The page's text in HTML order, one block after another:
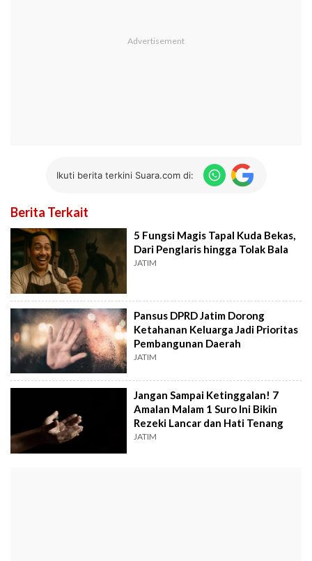
Ikuti berita terkini Suara.com di:
Berita Terkait
5 Fungsi Magis Tapal Kuda Bekas,
Dari Penglaris hingga Tolak Bala
JATIM
Pansus DPRD Jatim Dorong
Ketahanan Keluarga Jadi Prioritas
Pembangunan Daerah
JATIM
Jangan Sampai Ketinggalan! 7
Amalan Malam 1 Suro Ini Bikin
Rezeki Lancar dan Hati Tenang
JATIM